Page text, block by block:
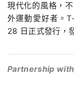
現代化的風格，
外運動愛好者。
28 日正式發行，
Partnership